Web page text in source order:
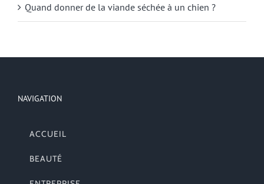
Quand donner de la viande séchée à un chien ?
NAVIGATION
ACCUEIL
BEAUTÉ